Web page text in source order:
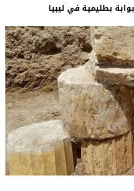
بطليمية في ليبيا